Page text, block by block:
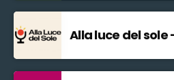
Alla luce del sole